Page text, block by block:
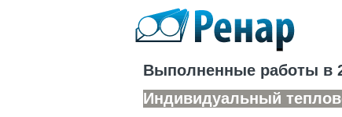
Выполненные работы в
Индивидуальный